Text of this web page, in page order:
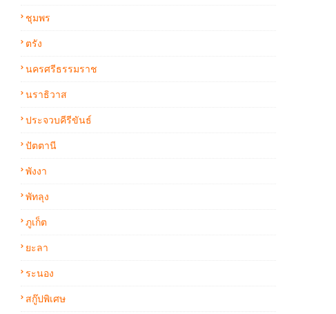
ชุมพร
ตรัง
นครศรีธรรมราช
นราธิวาส
ประจวบคีรีขันธ์
ปัตตานี
พังงา
พัทลุง
ภูเก็ต
ยะลา
ระนอง
สกู๊ปพิเศษ